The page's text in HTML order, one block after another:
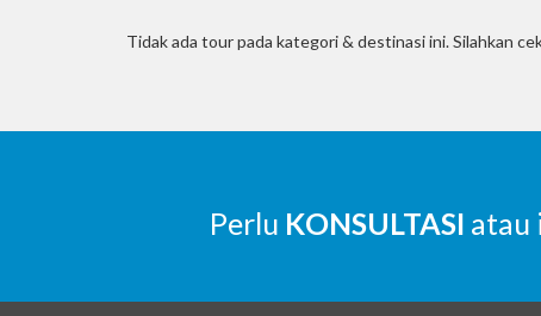
Tidak ada tour pada kategori & destinasi ini. Silahkan
Perlu KONSULTASI atau